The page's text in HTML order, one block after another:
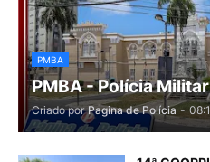
PMBA
PMBA - Polícia
Criado por Pagina de Polícia -